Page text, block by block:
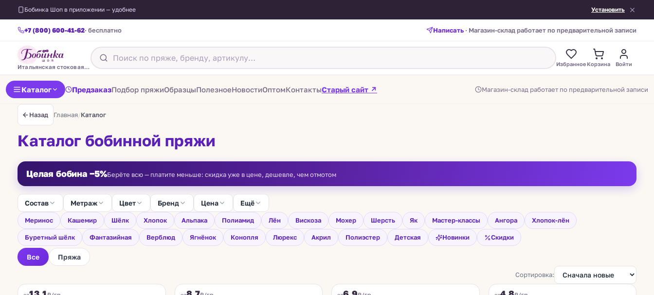
Бобинка Шоп в приложении — удобнее Установить
+7 (800) 600-41-62· бесплатно Написать · Магазин-склад работает по предварительной записи
Итальянская стоковая пряжа Избранное Корзина Войти
Каталог ПредзаказПодбор пряжиОбразцыПолезноеНовостиОптомКонтактыСтарый сайт ↗ Магазин-склад работает по предварительной записи
Назад Главная/Каталог
Каталог бобинной пряжи
Целая бобина −5%Берёте всю — платите меньше: скидка уже в цене, дешевле, чем отмотом
Состав Метраж Цвет Бренд Цена Ещё
Меринос Кашемир Шёлк Хлопок Альпака Полиамид Лён Вискоза Мохер Шерсть Як Мастер-классы Ангора Хлопок-лён
Буретный шёлк Фантазийная Верблюд Ягнёнок Конопля Люрекс Акрил Полиэстер Детская Новинки Скидки
Все Пряжа
Сортировка:
COTTON PAILLETTES